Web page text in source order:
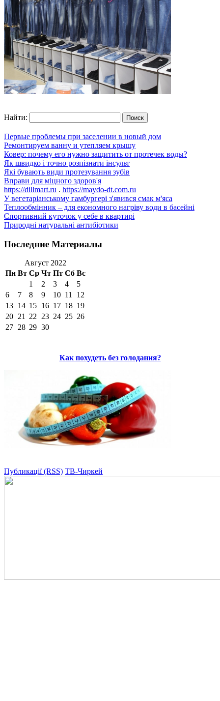
Найти:
Первые проблемы при заселении в новый дом
Ремонтируем ванну и утепляем крышу
Ковер: почему его нужно защитить от протечек воды?
Як швидко і точно розпізнати інсульт
Які бувають види протезування зубів
Вправи для міцного здоров'я
https://dillmart.ru . https://maydo-dt.com.ru
У вегетаріанському гамбургері з'явився смак м'яса
Теплообмінник – для економного нагріву води в басейні
Спортивний куточок у себе в квартирі
Природні натуральні антибіотики
Последние Материалы
Август 2022
Пн Вт Ср Чт Пт Сб Вс
1
2 3 4
5
6
7 8 9 10 11
12
13 14 15 16 17 18 19
20 21 22 23 24 25 26
27 28 29 30
Как похудеть без голодания?
Публикації (RSS) ТВ-Чиркей